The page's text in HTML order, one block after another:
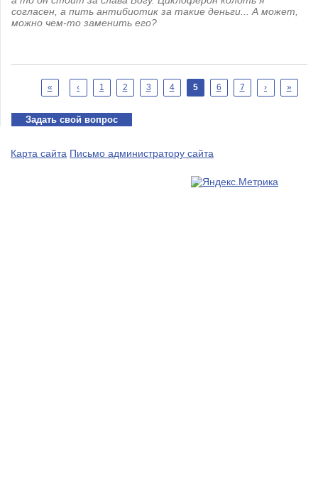
согласен, а пить антибиотик за такие деньги... А может,
можно чем-то заменить его?
Страницы
« ‹ 1 2 3 4 5 6 7 › »
Задать свой вопрос
Карта сайта Письмо администратору сайта